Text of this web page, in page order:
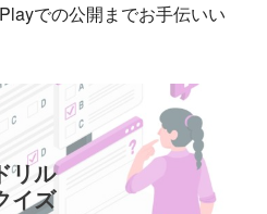
での公開までお手伝いい
ドリル
イズ